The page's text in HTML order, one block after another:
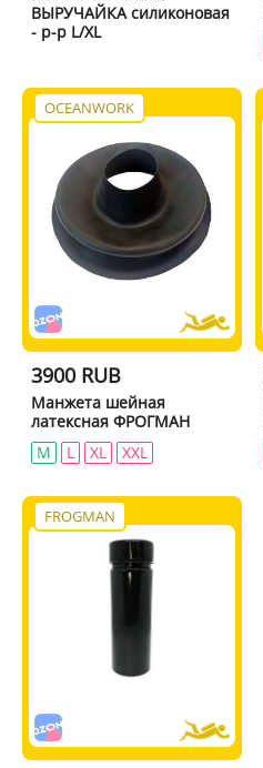
ВЫРУЧАЙКА силиконовая
- р-р L/XL
OCEANWORK
3900 RUB
Манжета шейная
латексная ФРОГМАН
М
L XL XXL
FROGMAN